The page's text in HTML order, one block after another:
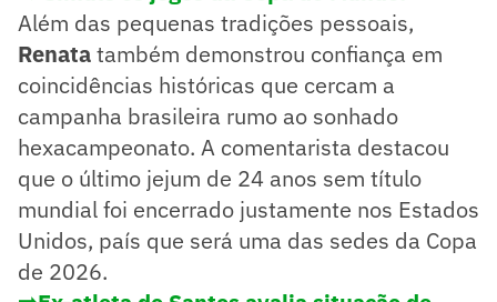
Além das pequenas tradições pessoais,
Renatatambém demonstrou confiança em
coincidências históricas que cercam a
campanha brasileira rumo ao sonhado
hexacampeonato. A comentarista destacou
que o último jejum de 24 anos sem título
mundial foi encerrado justamente nos Estados
Unidos, país que será uma das sedes da Copa
de 2026.